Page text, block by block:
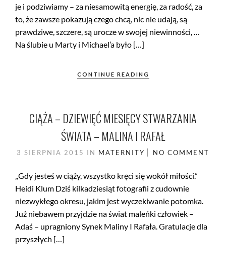
je i podziwiamy – za niesamowitą energię, za radość, za
to, że zawsze pokazują czego chcą, nic nie udają, są
prawdziwe, szczere, są urocze w swojej niewinności, …
Na ślubie u Marty i Michael’a było […]
CONTINUE READING
CIĄŻA – DZIEWIĘĆ MIESIĘCY STWARZANIA
ŚWIATA – MALINA I RAFAŁ
3 SIERPNIA 2015 IN MATERNITY NO COMMENT
„Gdy jesteś w ciąży, wszystko kręci się wokół miłości.”
Heidi Klum Dziś kilkadziesiąt fotografii z cudownie
niezwykłego okresu, jakim jest wyczekiwanie potomka.
Już niebawem przyjdzie na świat maleńki człowiek –
Adaś – upragniony Synek Maliny I Rafała. Gratulacje dla
przyszłych […]